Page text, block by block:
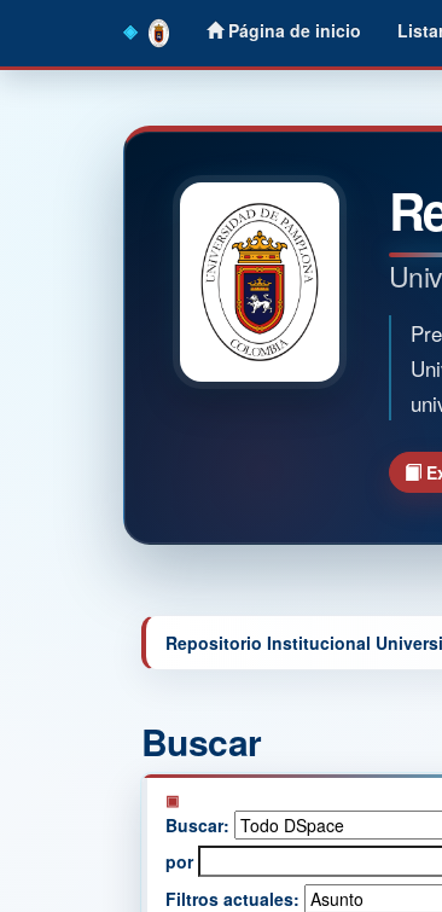
Página de inicio
Repositorio Institucional
Buscar
Buscar:
por
Filtros actuales: